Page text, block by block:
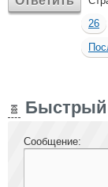
26
Быстрый
Сообщение: